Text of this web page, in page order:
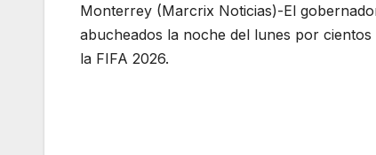
Monterrey (Marcrix Noticias)-El
abucheados la noche del lunes por
la FIFA 2026.